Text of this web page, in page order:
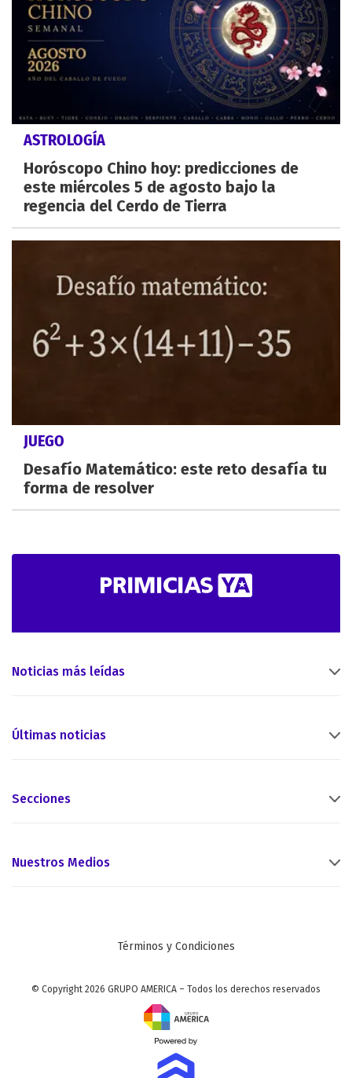
ASTROLOGÍA
Horóscopo Chino hoy: predicciones de
este miércoles 5 de agosto bajo la
regencia del Cerdo de Tierra
JUEGO
Desafío Matemático: este reto desafía tu
forma de resolver
Noticias más leídas
Últimas noticias
Secciones
Nuestros Medios
Términos y Condiciones
© Copyright 2026 GRUPO AMERICA – Todos los derechos reservados